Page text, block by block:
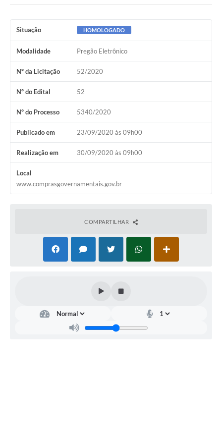
Situação HOMOLOGADO
Modalidade Pregão Eletrônico
Nº da Licitação 52/2020
Nº do Edital 52
Nº do Processo 5340/2020
Publicado em 23/09/2020 às 09h00
Realização em 30/09/2020 às 09h00
Local
www.comprasgovernamentais.gov.br
COMPARTILHAR